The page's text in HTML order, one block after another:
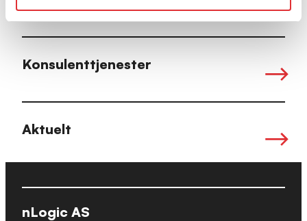
Konsulenttjenester
Aktuelt
nLogic AS